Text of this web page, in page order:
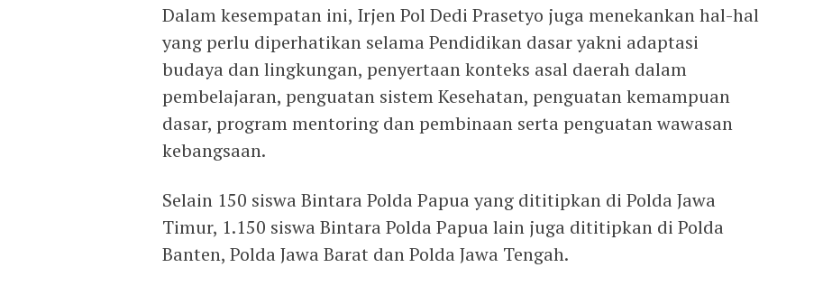
Dalam kesempatan ini, Irjen Pol Dedi Prasetyo juga menekankan hal-hal
yang perlu diperhatikan selama Pendidikan dasar yakni adaptasi
budaya dan lingkungan, penyertaan konteks asal daerah dalam
pembelajaran, penguatan sistem Kesehatan, penguatan kemampuan
dasar, program mentoring dan pembinaan serta penguatan wawasan
kebangsaan.
Selain 150 siswa Bintara Polda Papua yang dititipkan di Polda Jawa
Timur, 1.150 siswa Bintara Polda Papua lain juga dititipkan di Polda
Banten, Polda Jawa Barat dan Polda Jawa Tengah.